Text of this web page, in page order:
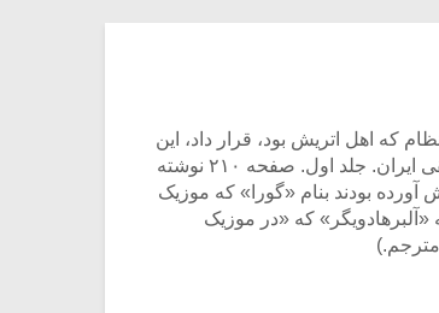
که اهل اتریش بود، قرار داد، این
اتریشی لایق بعدها به همان شیوه‌ای که لومر معمول داشته بود، آن واحد را اداره کرد. (مرحوم روح‌الله خالقی در کتاب سرگذشت موسیقی ایران. جلد اول. صفحه ۲۱۰ نوشته
بودند بنام «گورا» که موزیک
نام می‌برد، موسوم به «آلبرهادویگر» که «در موزیک